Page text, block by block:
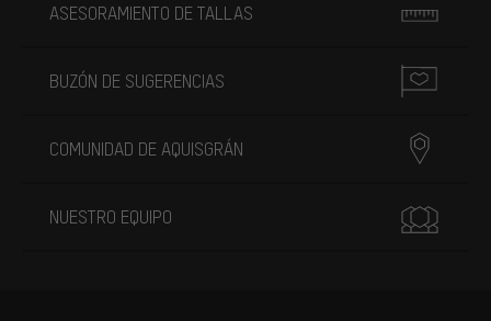
ASESORAMIENTO DE TALLAS
BUZÓN DE SUGERENCIAS
COMUNIDAD DE AQUISGRÁN
NUESTRO EQUIPO